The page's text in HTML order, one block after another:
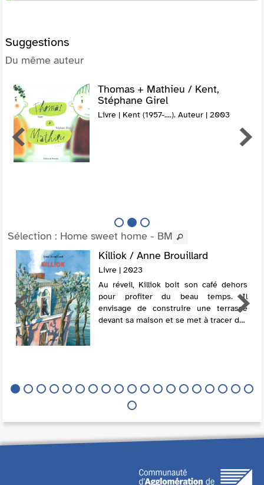
Suggestions
Du même auteur
Thomas + Mathieu / Kent,
Stéphane Girel
Livre | Kent (1957-....). Auteur | 2003
Sélection : Home sweet home - BM
Killiok / Anne Brouillard
Livre | 2023
Au réveil, Killiok boit son café dehors
pour profiter du beau temps. Il
envisage de construire une terrasse
devant sa maison et se met à tracer des